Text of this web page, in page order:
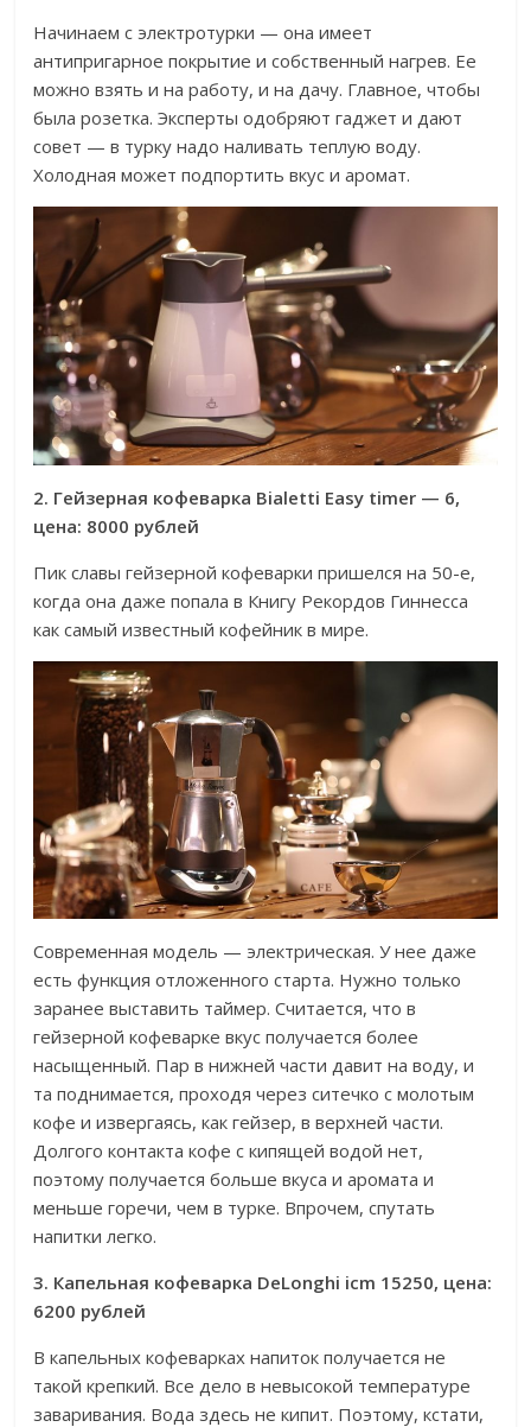
Начинаем с электротурки — она имеет
антипригарное покрытие и собственный нагрев. Ее
можно взять и на работу, и на дачу. Главное, чтобы
была розетка. Эксперты одобряют гаджет и дают
совет — в турку надо наливать теплую воду.
Холодная может подпортить вкус и аромат.
2. Гейзерная кофеварка Bialetti Easy timer — 6,
цена: 8000 рублей
Пик славы гейзерной кофеварки пришелся на 50-е,
когда она даже попала в Книгу Рекордов Гиннесса
как самый известный кофейник в мире.
Современная модель — электрическая. У нее даже
есть функция отложенного старта. Нужно только
заранее выставить таймер. Считается, что в
гейзерной кофеварке вкус получается более
насыщенный. Пар в нижней части давит на воду, и
та поднимается, проходя через ситечко с молотым
кофе и извергаясь, как гейзер, в верхней части.
Долгого контакта кофе с кипящей водой нет,
поэтому получается больше вкуса и аромата и
меньше горечи, чем в турке. Впрочем, спутать
напитки легко.
3. Капельная кофеварка DeLonghi icm 15250, цена:
6200 рублей
В капельных кофеварках напиток получается не
такой крепкий. Все дело в невысокой температуре
заваривания. Вода здесь не кипит. Поэтому, кстати,